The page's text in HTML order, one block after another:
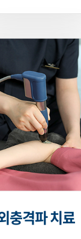
충격파 치료